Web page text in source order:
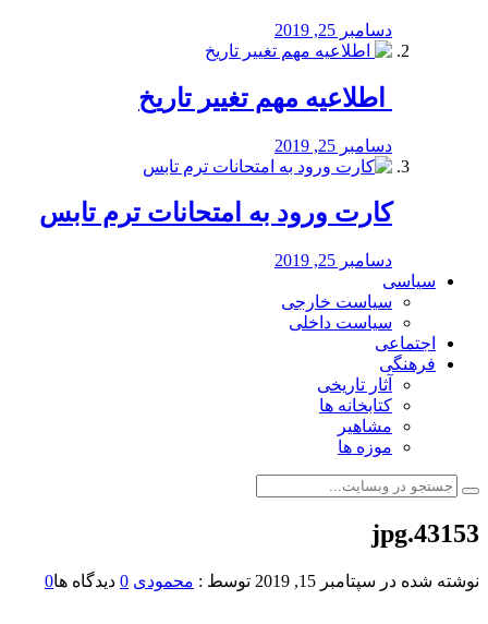
دسامبر 25, 2019
️ اطلاعیه مهم تغییر تاریخ
دسامبر 25, 2019
کارت ورود به امتحانات ترم تابس
دسامبر 25, 2019
سیاسی
سیاست خارجی
سیاست داخلی
اجتماعی
فرهنگی
آثار تاریخی
کتابخانه ها
مشاهیر
موزه ها
43153.jpg
نوشته شده در سپتامبر 15, 2019 توسط : محمودی 0 دیدگاه ها0